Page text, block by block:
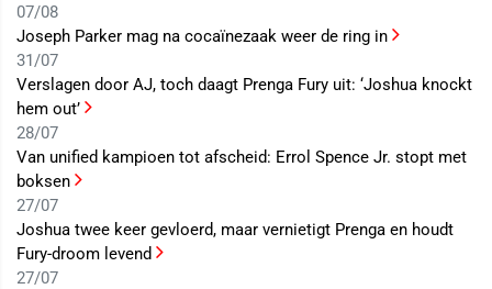
07/08
Joseph Parker mag na cocaïnezaak weer de ring in
31/07
Verslagen door AJ, toch daagt Prenga Fury uit: ‘Joshua knockt
hem out’
28/07
Van unified kampioen tot afscheid: Errol Spence Jr. stopt met
boksen
27/07
Joshua twee keer gevloerd, maar vernietigt Prenga en houdt
Fury-droom levend
27/07